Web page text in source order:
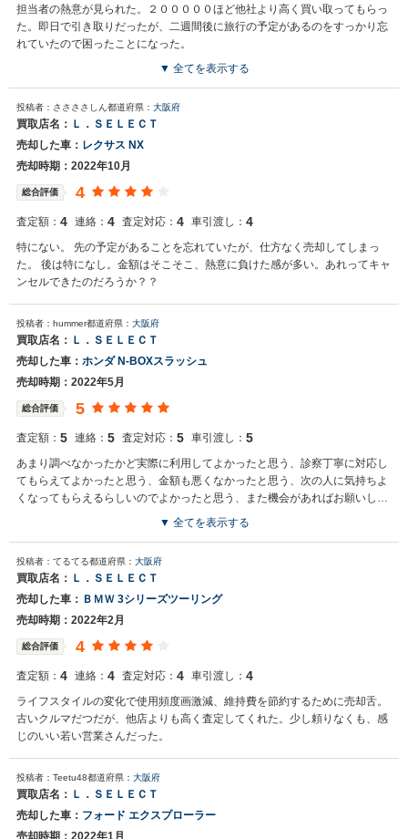
担当者の熱意が見られた。２０００００ほど他社より高く買い取ってもらっ
た。即日で引き取りだったが、二週間後に旅行の予定があるのをすっかり忘
れていたので困ったことになった。
▼ 全てを表示する
投稿者：ささささしん都道府県： 大阪府
買取店名： Ｌ．ＳＥＬＥＣＴ
売却した車： レクサス NX
売却時期：2022年10月
総合評価 4
査定額： 4 連絡： 4 査定対応： 4 車引渡し： 4
特にない。 先の予定があることを忘れていたが、仕方なく売却してしまっ
た。 後は特になし。金額はそこそこ、熱意に負けた感が多い。あれってキャ
ンセルできたのだろうか？？
投稿者：hummer都道府県： 大阪府
買取店名： Ｌ．ＳＥＬＥＣＴ
売却した車： ホンダ N-BOXスラッシュ
売却時期：2022年5月
総合評価 5
査定額： 5 連絡： 5 査定対応： 5 車引渡し： 5
あまり調べなかったかど実際に利用してよかったと思う、診察丁寧に対応し
てもらえてよかったと思う、金額も悪くなかったと思う、次の人に気持ちよ
くなってもらえるらしいのでよかったと思う、また機会があればお願いした
▼ 全てを表示する
投稿者：てるてる都道府県： 大阪府
買取店名： Ｌ．ＳＥＬＥＣＴ
売却した車： ＢＭＷ 3シリーズツーリング
売却時期：2022年2月
総合評価 4
査定額： 4 連絡： 4 査定対応： 4 車引渡し： 4
ライフスタイルの変化で使用頻度画激減、維持費を節約するために売却舌。
古いクルマだつだが、他店よりも高く査定してくれた。少し頼りなくも、感
じのいい若い営業さんだった。
投稿者：Teetu48都道府県： 大阪府
買取店名： Ｌ．ＳＥＬＥＣＴ
売却した車： フォード エクスプローラー
売却時期：2022年1月